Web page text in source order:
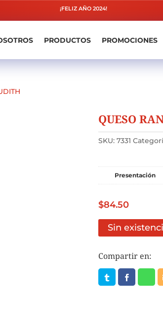
¡FELIZ AÑO 2024!
PRODUCTOS PROMOCIONES
QUESO
SKU: 7331
Presentación
$84.50
Sin
Compartir en: